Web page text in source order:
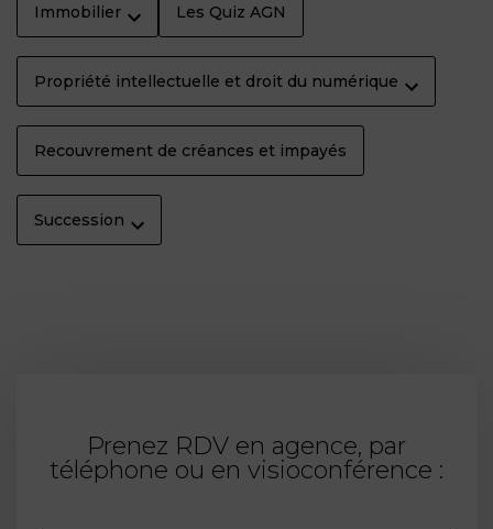
Immobilier Les Quiz AGN
Propriété intellectuelle et droit du numérique
Recouvrement de créances et impayés
Succession
Prenez RDV en agence, par
téléphone ou en visioconférence :